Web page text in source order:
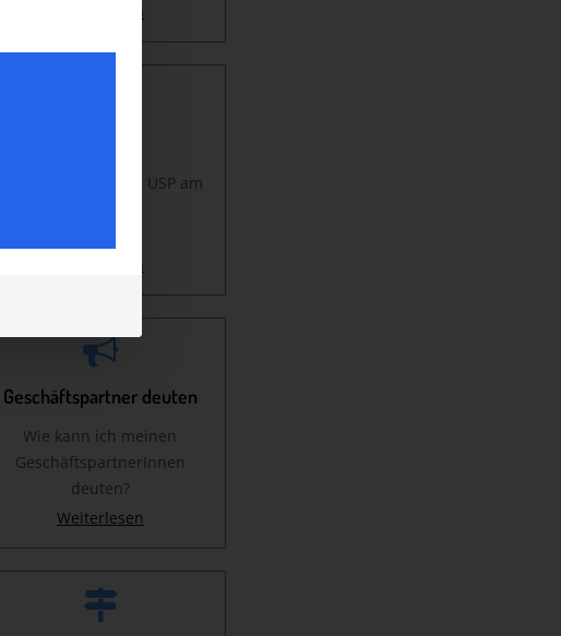
Worin besteht mein USP am
Geschäftspartner deuten
Wie kann ich meinen
GeschäftspartnerInnen
deuten?
Weiterlesen